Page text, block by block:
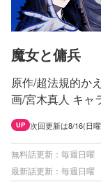
魔女と傭兵
原作/超法規的か
画/宮木真人 キャ
UP 次回更新は8/16(日曜
無料話更新：毎週日曜
最新話更新：毎週日曜